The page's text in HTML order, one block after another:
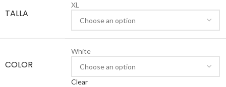
TALLA
XL
COLOR
White
Clear